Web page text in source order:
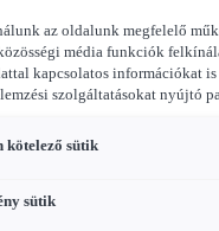
az oldalunk megfelelő
média funkciók
kapcsolatos információkat
szolgáltatásokat nyújtó
kötelező sütik
sütik